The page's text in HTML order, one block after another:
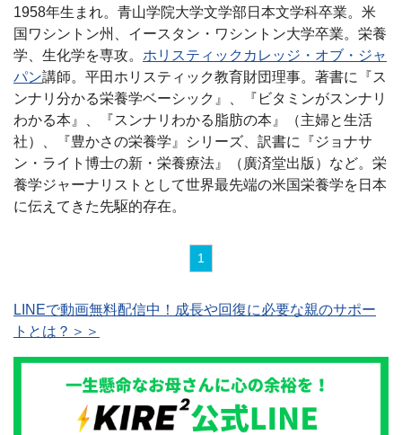
1958年生まれ。青山学院大学文学部日本文学科卒業。米
国ワシントン州、イースタン・ワシントン大学卒業。栄養
学、生化学を専攻。 ホリスティックカレッジ・オブ・ジャ
パン講師。平田ホリスティック教育財団理事。著書に『ス
ンナリ分かる栄養学ベーシック』、『ビタミンがスンナリ
わかる本』、『スンナリわかる脂肪の本』（主婦と生活
社）、『豊かさの栄養学』シリーズ、訳書に『ジョナサ
ン・ライト博士の新・栄養療法』（廣済堂出版）など。栄
養学ジャーナリストとして世界最先端の米国栄養学を日本
に伝えてきた先駆的存在。
1
LINEで動画無料配信中！成長や回復に必要な親のサポー
トとは？＞＞